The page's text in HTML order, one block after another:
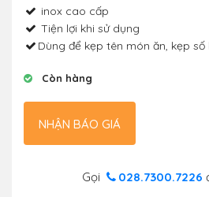
inox cao cấp
Tiện lợi khi sử dụng
Dùng để kẹp tên món ăn, kẹp số
Còn hàng
NHẬN BÁO GIÁ
Gọi 028.7300.7226